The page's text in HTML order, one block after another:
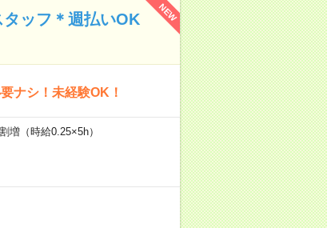
NEW
ッフ＊週払いOK
ナシ！未経験OK！
増（時給0.25×5h）